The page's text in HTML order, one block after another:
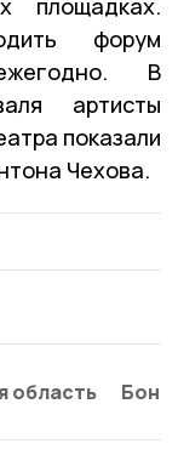
площадках.
форум
В
артисты
показали
Чехова.
область